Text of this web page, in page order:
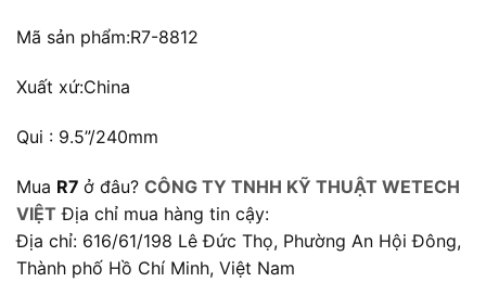
Mã sản phẩm:R7-8812
Xuất xứ:China
Qui : 9.5”/240mm
Mua R7 ở đâu? CÔNG TY TNHH KỸ THUẬT WETECH
VIỆT Địa chỉ mua hàng tin cậy:
Địa chỉ: 616/61/198 Lê Đức Thọ, Phường An Hội Đông,
Thành phố Hồ Chí Minh, Việt Nam